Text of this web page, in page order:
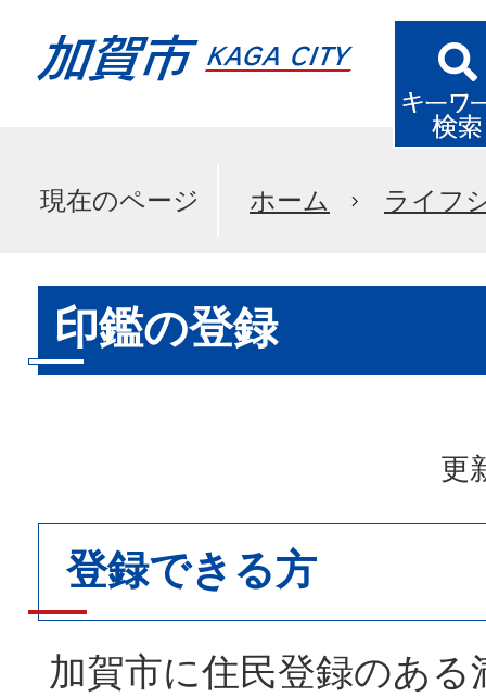
現在のページ ホーム ライフ
印鑑の登録
更
登録できる方
加賀市に住民登録のある